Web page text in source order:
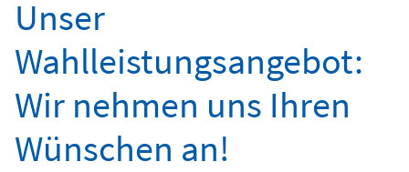
Unser
Wahlleistungsangebot:
Wir nehmen uns Ihren
Wünschen an!